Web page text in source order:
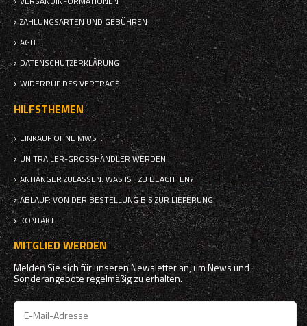
ZAHLUNGSARTEN UND GEBÜHREN
AGB
DATENSCHUTZERKLÄRUNG
WIDERRUF DES VERTRAGS
HILFSTHEMEN
EINKAUF OHNE MWST.
UNITRAILER-GROSSHÄNDLER WERDEN
ANHÄNGER ZULASSEN: WAS IST ZU BEACHTEN?
ABLAUF: VON DER BESTELLUNG BIS ZUR LIEFERUNG
KONTAKT
MITGLIED WERDEN
Melden Sie sich für unseren Newsletter an, um News und
Sonderangebote regelmäßig zu erhalten.